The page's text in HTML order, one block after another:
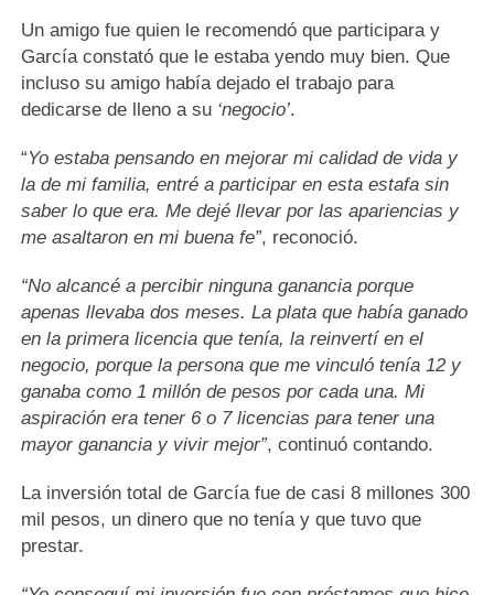
Un amigo fue quien le recomendó que participara y
García constató que le estaba yendo muy bien. Que
incluso su amigo había dejado el trabajo para
dedicarse de lleno a su ‘negocio’.
“Yo estaba pensando en mejorar mi calidad de vida y
la de mi familia, entré a participar en esta estafa sin
saber lo que era. Me dejé llevar por las apariencias y
me asaltaron en mi buena fe”, reconoció.
“No alcancé a percibir ninguna ganancia porque
apenas llevaba dos meses. La plata que había ganado
en la primera licencia que tenía, la reinvertí en el
negocio, porque la persona que me vinculó tenía 12 y
ganaba como 1 millón de pesos por cada una. Mi
aspiración era tener 6 o 7 licencias para tener una
mayor ganancia y vivir mejor”, continuó contando.
La inversión total de García fue de casi 8 millones 300
mil pesos, un dinero que no tenía y que tuvo que
prestar.